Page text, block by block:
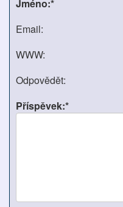
Jméno:*
Email:
WWW:
Odpovědět:
Příspěvek:*